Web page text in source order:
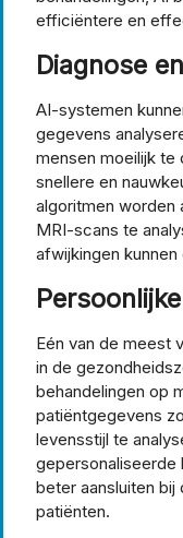
efficiëntere en
Diagnose
AI-systemen
gegevens
mensen moeilijk te
snellere en
algoritmen worden
MRI-scans te
afwijkingen
Eén van de meest
in de
behandelingen op
patiëntgegevens
levensstijl te
gepersonaliseerde
beter aansluiten bij
patiënten.